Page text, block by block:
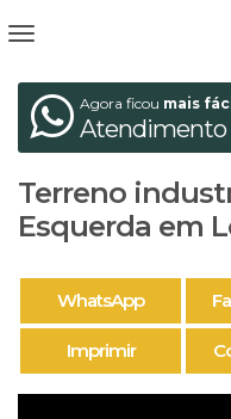
Agora ficou mais
Atendimento
Terreno
Esquerda em
WhatsApp
Imprimir